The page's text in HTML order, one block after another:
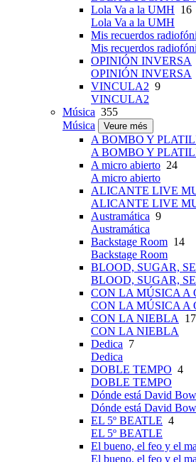
Lola Va a la UMH 16
Lola Va a la UMH
Mis recuerdos
Mis recuerdos
OPINIÓN INVERSA
OPINIÓN INVERSA
VINCULA2 9
VINCULA2
Música 355
Música
Veure més
A BOMBO Y
A BOMBO Y
A micro abierto 24
A micro abierto
ALICANTE LIVE
ALICANTE LIVE
Austramática 9
Austramática
Backstage Room 14
Backstage Room
BLOOD, SUGAR,
BLOOD, SUGAR,
CON LA MÚSICA A
CON LA MÚSICA A
CON LA NIEBLA
17
CON LA NIEBLA
Dedica 7
Dedica
DOBLE TEMPO 4
DOBLE TEMPO
Dónde está David
Dónde está David
EL 5º BEATLE 4
EL 5º BEATLE
El bueno, el feo y el
El bueno, el feo y el